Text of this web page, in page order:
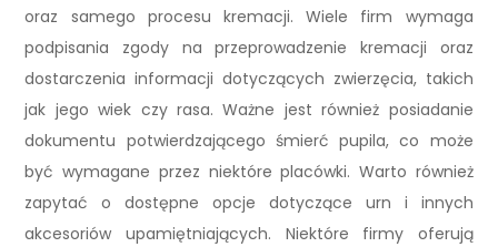
oraz samego procesu kremacji. Wiele firm wymaga
podpisania zgody na przeprowadzenie kremacji oraz
dostarczenia informacji dotyczących zwierzęcia, takich
jak jego wiek czy rasa. Ważne jest również posiadanie
dokumentu potwierdzającego śmierć pupila, co może
być wymagane przez niektóre placówki. Warto również
zapytać o dostępne opcje dotyczące urn i innych
akcesoriów upamiętniających. Niektóre firmy oferują